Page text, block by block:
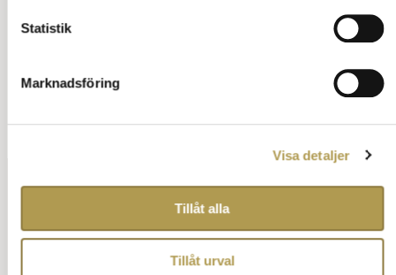
Statistik
Marknadsföring
Visa detaljer
Tillåt alla
Tillåt urval